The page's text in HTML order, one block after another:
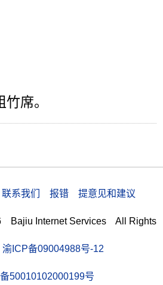
席。
联系我们 报错 提意见和建议
Bajiu Internet Services All Rights
渝ICP备09004988号-12
50010102000199号